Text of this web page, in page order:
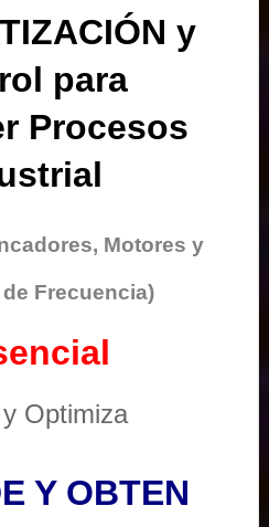
y
para
Procesos
Motores y
Frecuencia)
Optimiza
Y OBTEN